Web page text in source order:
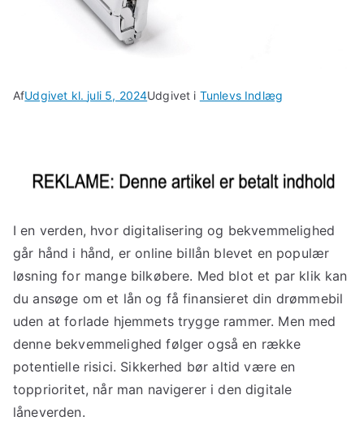
AfUdgivet kl. juli 5, 2024Udgivet i Tunlevs Indlæg
I en verden, hvor digitalisering og bekvemmelighed
går hånd i hånd, er online billån blevet en populær
løsning for mange bilkøbere. Med blot et par klik kan
du ansøge om et lån og få finansieret din drømmebil
uden at forlade hjemmets trygge rammer. Men med
denne bekvemmelighed følger også en række
potentielle risici. Sikkerhed bør altid være en
topprioritet, når man navigerer i den digitale
låneverden.